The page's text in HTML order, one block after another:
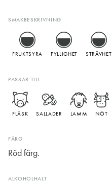
SMAKBESKRIVNING
FRUKTSYRA FYLLIGHET STRÄVHET
PASSAR TILL
FLÄSK SALLADER LAMM NÖT
FÄRG
Röd färg.
ALKOHOLHALT